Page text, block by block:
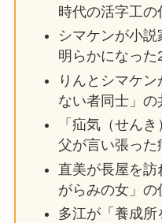
時代の活字工の
シマケンが小
明らかになった
りんとシマケ
ない者同士」の
「疝気（せん
父が言い張った
直美が長屋を
がらみの女」の
多江が「養成所